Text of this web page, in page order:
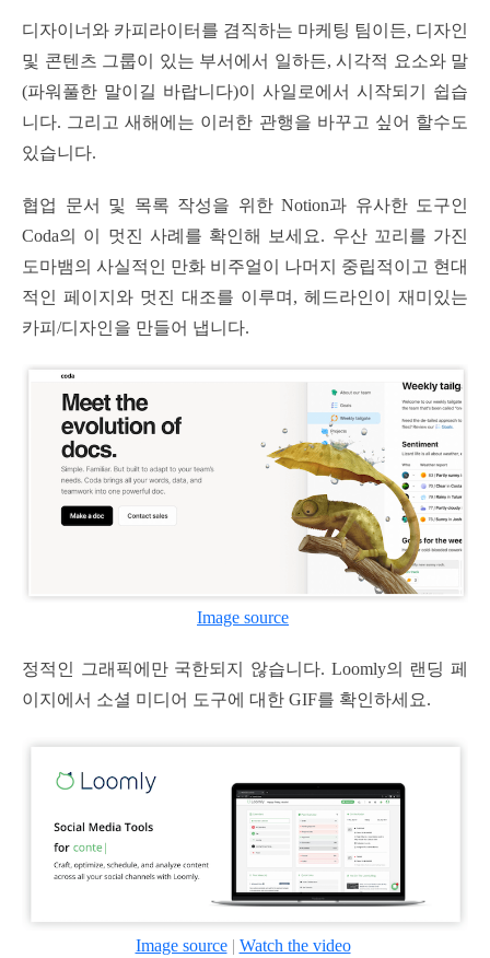
디자이너와 카피라이터를 겸직하는 마케팅 팀이든, 디자인
및 콘텐츠 그룹이 있는 부서에서 일하든, 시각적 요소와 말
(파워풀한 말이길 바랍니다)이 사일로에서 시작되기 쉽습
니다. 그리고 새해에는 이러한 관행을 바꾸고 싶어 할수도
있습니다.
협업 문서 및 목록 작성을 위한 Notion과 유사한 도구인
Coda의 이 멋진 사례를 확인해 보세요. 우산 꼬리를 가진
도마뱀의 사실적인 만화 비주얼이 나머지 중립적이고 현대
적인 페이지와 멋진 대조를 이루며, 헤드라인이 재미있는
카피/디자인을 만들어 냅니다.
Image source
정적인 그래픽에만 국한되지 않습니다. Loomly의 랜딩 페
이지에서 소셜 미디어 도구에 대한 GIF를 확인하세요.
Image source | Watch the video